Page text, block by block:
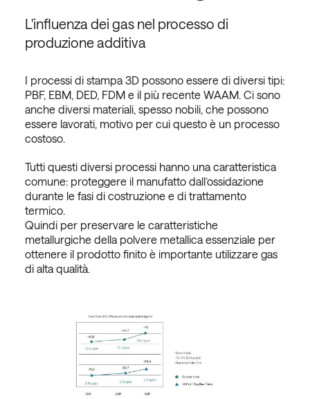
L'influenza dei gas nel processo di
produzione additiva
I processi di stampa 3D possono essere di diversi tipi:
PBF, EBM, DED, FDM e il più recente WAAM. Ci sono
anche diversi materiali, spesso nobili, che possono
essere lavorati, motivo per cui questo è un processo
costoso.
Tutti questi diversi processi hanno una caratteristica
comune: proteggere il manufatto dall’ossidazione
durante le fasi di costruzione e di trattamento
termico.
Quindi per preservare le caratteristiche
metallurgiche della polvere metallica essenziale per
ottenere il prodotto finito è importante utilizzare gas
di alta qualità.